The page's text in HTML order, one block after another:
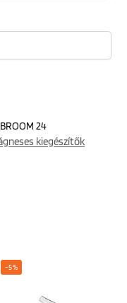
24
kiegészítők
-5%